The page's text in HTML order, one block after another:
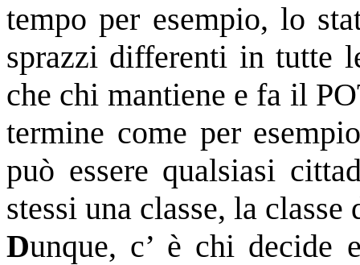
tempo per esempio, lo
sprazzi differenti in tutte
che chi mantiene e fa il
termine come per
può essere qualsiasi
stessi una classe, la classe
Dunque, c’ è chi decide